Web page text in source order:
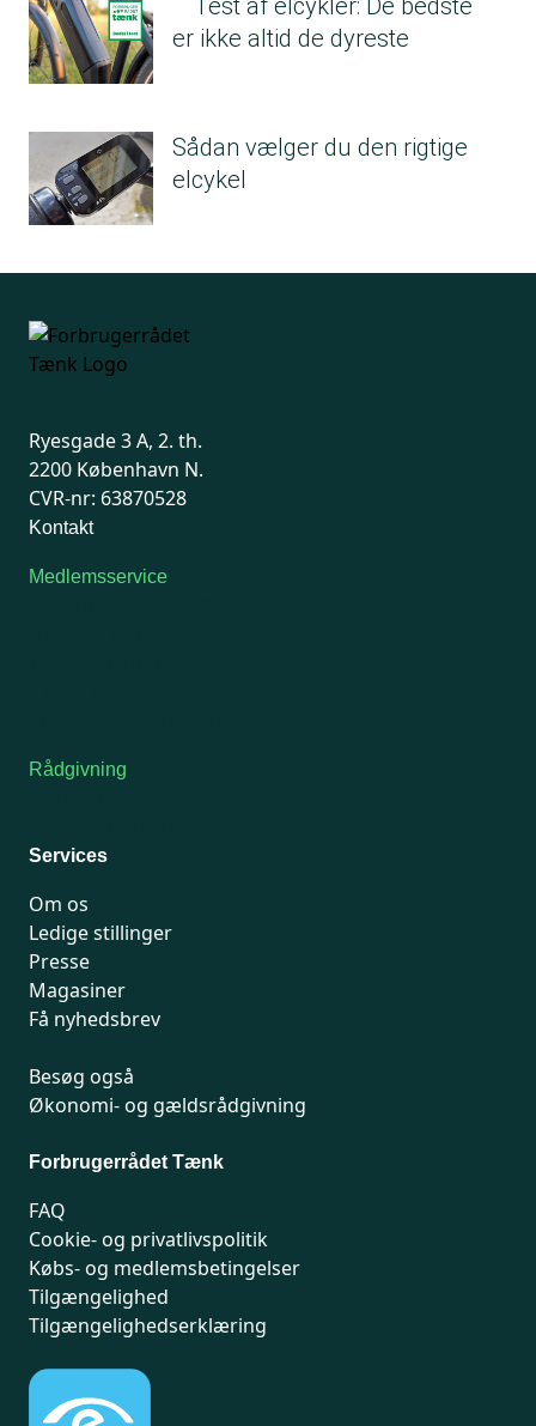
Test af elcykler: De bedste
er ikke altid de dyreste
Sådan vælger du den rigtige
elcykel
Ryesgade 3 A, 2. th.
2200 København N.
CVR-nr: 63870528
Kontakt
Medlemsservice
Rådgivning
Services
Om os
Ledige stillinger
Presse
Magasiner
Få nyhedsbrev
Besøg også
Økonomi- og gældsrådgivning
Forbrugerrådet Tænk
FAQ
Cookie- og privatlivspolitik
Købs- og medlemsbetingelser
Tilgængelighed
Tilgængelighedserklæring